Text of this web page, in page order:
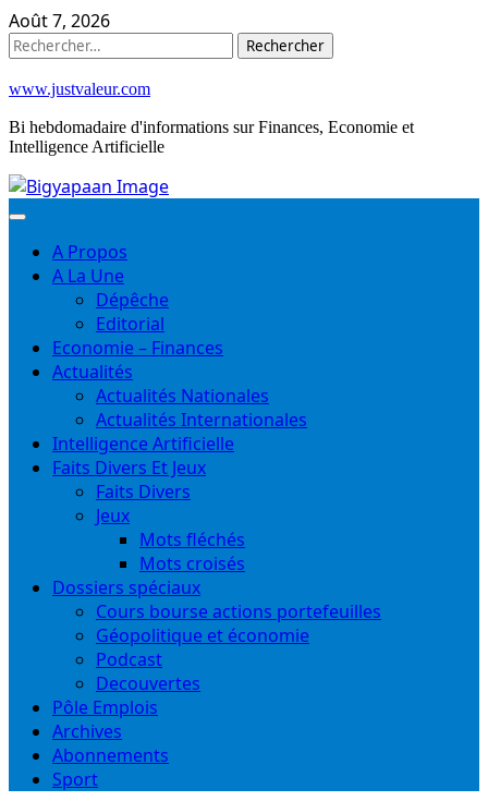
Skip
to
Août 7, 2026
Rechercher :
www.justvaleur.com
Bi hebdomadaire d'informations sur Finances, Economie et
Intelligence Artificielle
A Propos
A La Une
Dépêche
Editorial
Economie – Finances
Actualités
Actualités Nationales
Actualités Internationales
Intelligence Artificielle
Faits Divers Et Jeux
Faits Divers
Jeux
Mots fléchés
Mots croisés
Dossiers spéciaux
Cours bourse actions portefeuilles
Géopolitique et économie
Podcast
Decouvertes
Pôle Emplois
Archives
Abonnements
Sport